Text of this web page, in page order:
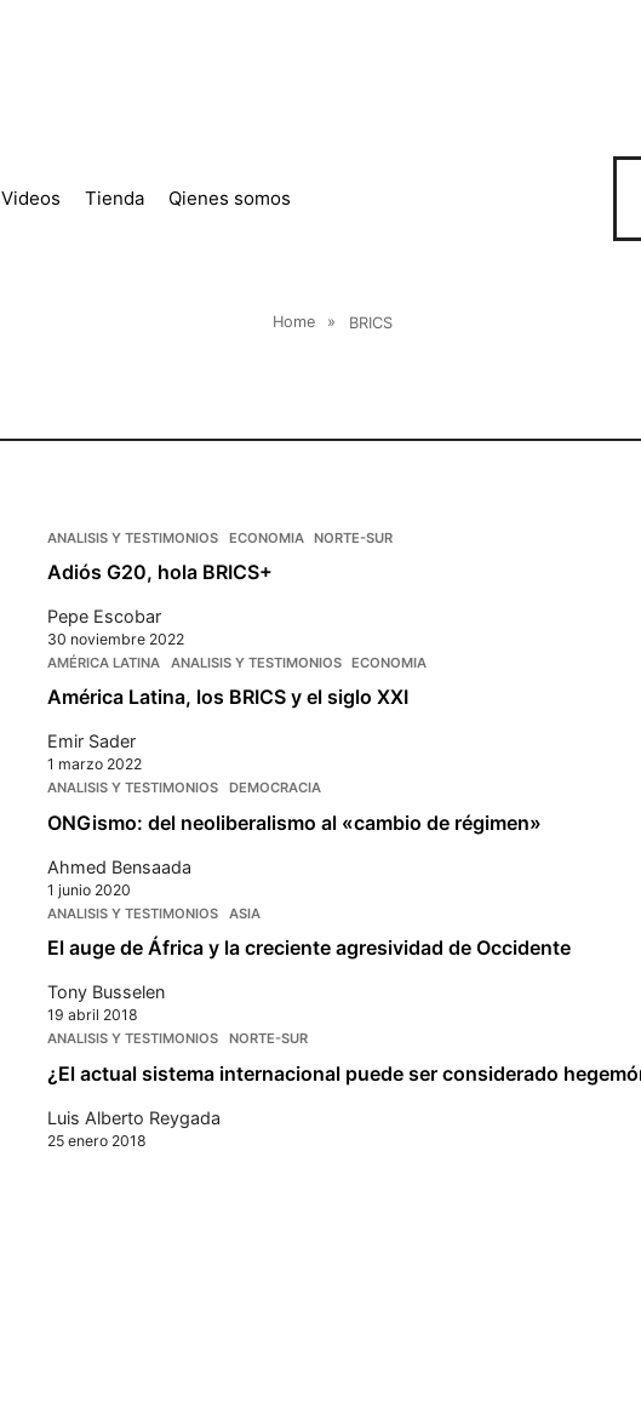
Videos Tienda Qienes somos
Home » BRICS
ANALISIS Y TESTIMONIOS ECONOMIA NORTE-SUR
Adiós G20, hola BRICS+
Pepe Escobar
30 noviembre 2022
AMÉRICA LATINA ANALISIS Y TESTIMONIOS ECONOMIA
América Latina, los BRICS y el siglo XXI
Emir Sader
1 marzo 2022
ANALISIS Y TESTIMONIOS DEMOCRACIA
ONGismo: del neoliberalismo al «cambio de régimen»
Ahmed Bensaada
1 junio 2020
ANALISIS Y TESTIMONIOS ASIA
El auge de África y la creciente agresividad de Occidente
Tony Busselen
19 abril 2018
ANALISIS Y TESTIMONIOS NORTE-SUR
¿El actual sistema internacional puede ser considerado
Luis Alberto Reygada
25 enero 2018